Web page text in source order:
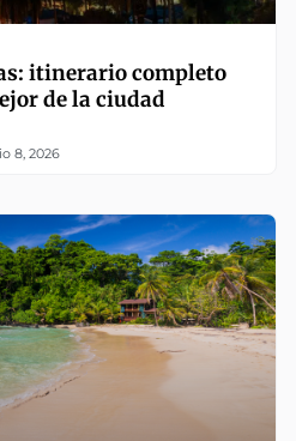
itinerario completo
de la ciudad
8, 2026